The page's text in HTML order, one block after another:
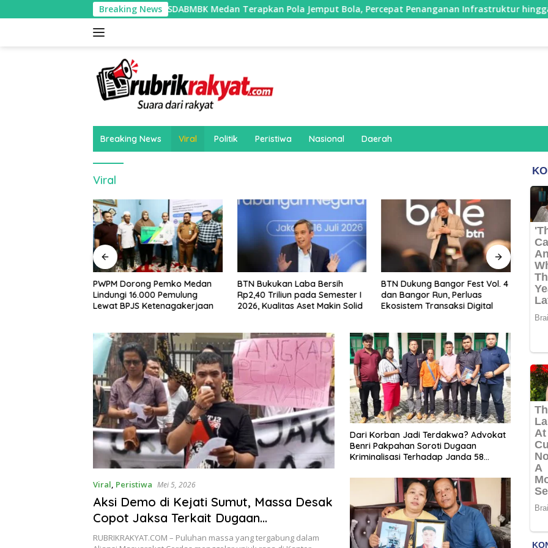
ke
Breaking News
Dinas SDABMBK Medan Terapkan Pola Jemput Bola, Percepat Penanganan Infrastruktur hingga Tingkat
Breaking News Viral Politik Peristiwa Nasional Daerah
Viral
PWPM Dorong Pemko Medan
Lindungi 16.000 Pemulung
Lewat BPJS Ketenagakerjaan
BTN Bukukan Laba Bersih
Rp2,40 Triliun pada Semester I
2026, Kualitas Aset Makin Solid
BTN Dukung Bangor Fest Vol. 4
dan Bangor Run, Perluas
Ekosistem Transaksi Digital
Viral, Peristiwa Mei 5, 2026
Aksi Demo di Kejati Sumut, Massa Desak
Copot Jaksa Terkait Dugaan
Perselingkuhan
RUBRIKRAKYAT.COM – Puluhan massa yang tergabung dalam
Dari Korban Jadi Terdakwa? Advokat
Benri Pakpahan Soroti Dugaan
Kriminalisasi Terhadap Janda 58